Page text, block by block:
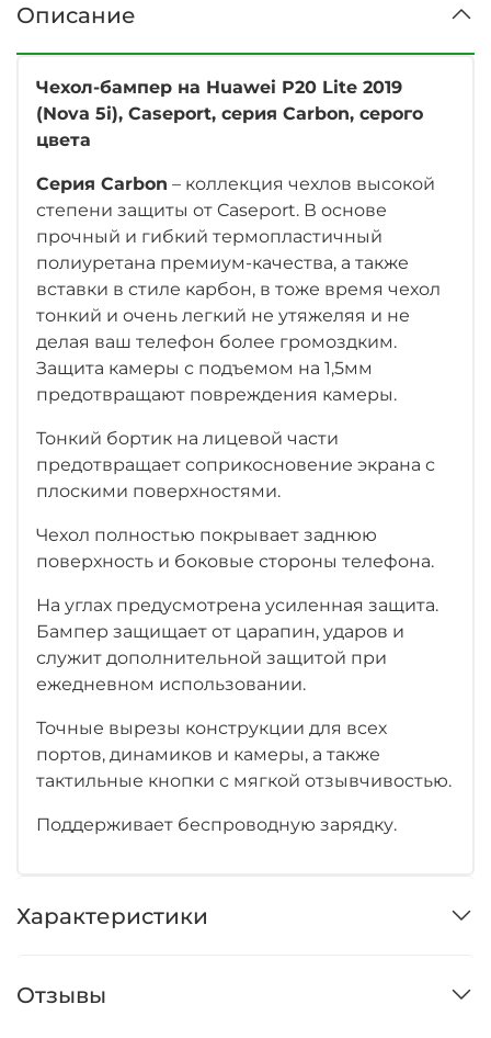
Описание
Чехол-бампер на Huawei P20 Lite 2019
(Nova 5i), Caseport, серия Carbon, серого
цвета
Серия Carbon – коллекция чехлов высокой
степени защиты от Caseport. В основе
прочный и гибкий термопластичный
полиуретана премиум-качества, а также
вставки в стиле карбон, в тоже время чехол
тонкий и очень легкий не утяжеляя и не
делая ваш телефон более громоздким.
Защита камеры с подъемом на 1,5мм
предотвращают повреждения камеры.
Тонкий бортик на лицевой части
предотвращает соприкосновение экрана с
плоскими поверхностями.
Чехол полностью покрывает заднюю
поверхность и боковые стороны телефона.
На углах предусмотрена усиленная защита.
Бампер защищает от царапин, ударов и
служит дополнительной защитой при
ежедневном использовании.
Точные вырезы конструкции для всех
портов, динамиков и камеры, а также
тактильные кнопки с мягкой отзывчивостью.
Поддерживает беспроводную зарядку.
Характеристики
Отзывы